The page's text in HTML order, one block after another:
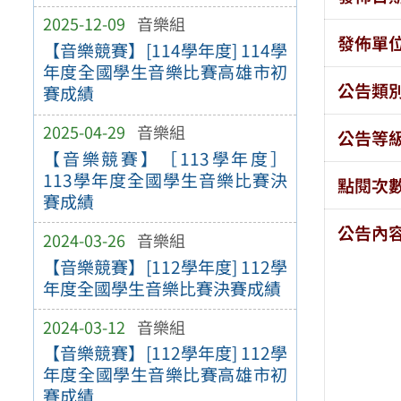
2025-12-09 音樂組
【音樂競賽】[114學年度] 114學
年度全國學生音樂比賽高雄市初
賽成績
2025-04-29 音樂組
【音樂競賽】［113學年度］
113學年度全國學生音樂比賽決
賽成績
2024-03-26 音樂組
【音樂競賽】[112學年度] 112學
年度全國學生音樂比賽決賽成績
2024-03-12 音樂組
【音樂競賽】[112學年度] 112學
年度全國學生音樂比賽高雄市初
發佈單
公告類
公告等
點閱次
公告內